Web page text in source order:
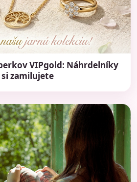
VIPgold: Náhrdelníky
zamilujete